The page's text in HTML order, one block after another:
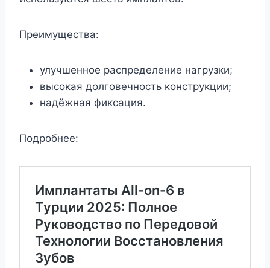
Преимущества:
улучшенное распределение нагрузки;
высокая долговечность конструкции;
надёжная фиксация.
Подробнее: